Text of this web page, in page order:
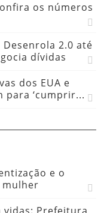
os números
2.0 até
dívidas
dos EUA e
para ‘cumprir...
e o
mulher